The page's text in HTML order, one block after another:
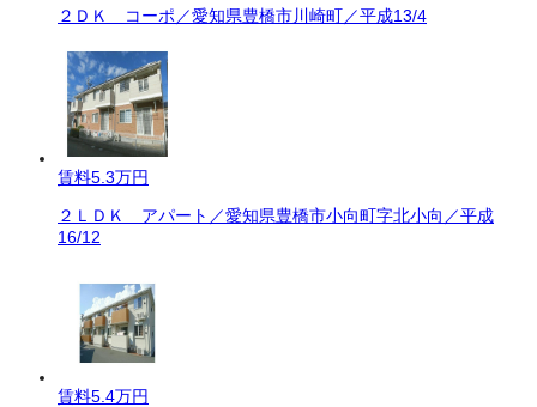
２ＤＫ コーポ／愛知県豊橋市川崎町／平成13/4
賃料5.3万円
２ＬＤＫ アパート／愛知県豊橋市小向町字北小向／平成
16/12
賃料5.4万円